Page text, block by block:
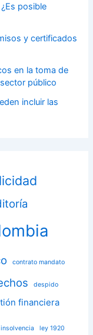
posible
y certificados
en la toma de
público
incluir las
contrato mandato
despido
financiera
insolvencia ley 1920